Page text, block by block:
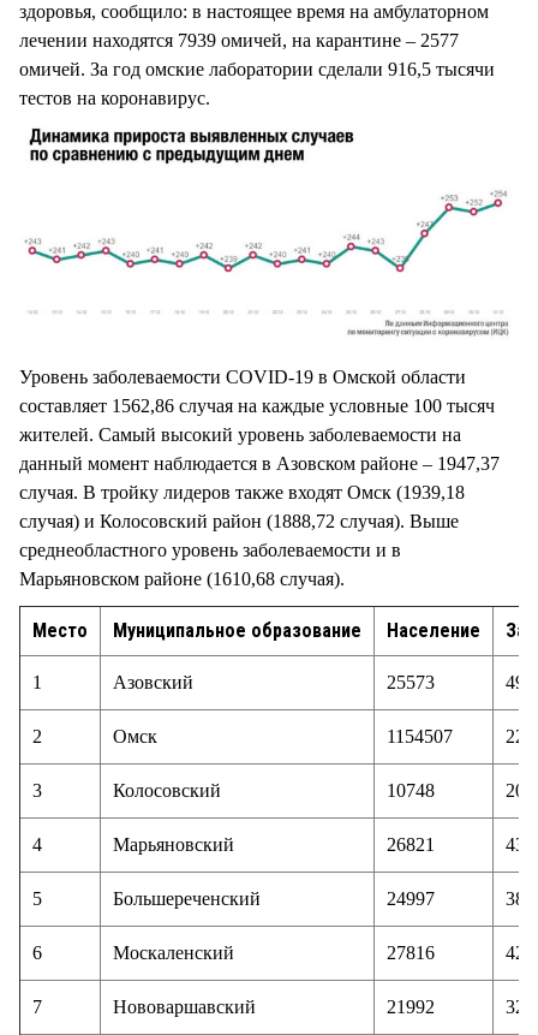
здоровья, сообщило: в настоящее время на амбулаторном
лечении находятся 7939 омичей, на карантине – 2577
омичей. За год омские лаборатории сделали 916,5 тысячи
тестов на коронавирус.
Уровень заболеваемости COVID-19 в Омской области
составляет 1562,86 случая на каждые условные 100 тысяч
жителей. Самый высокий уровень заболеваемости на
данный момент наблюдается в Азовском районе – 1947,37
случая. В тройку лидеров также входят Омск (1939,18
случая) и Колосовский район (1888,72 случая). Выше
среднеобластного уровень заболеваемости и в
Марьяновском районе (1610,68 случая).
Место Муниципальное образование Население
1 Азовский 25573 498
2 Омск 1154507
3 Колосовский 10748 203
4 Марьяновский 26821 432
5 Большереченский 24997 385
6 Москаленский 27816 422
7 Нововаршавский 21992 328